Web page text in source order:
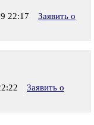
22:17
Заявить о
Заявить о